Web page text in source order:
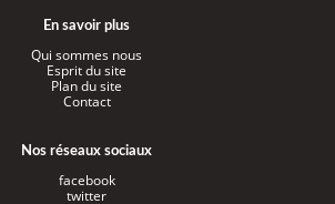
En savoir plus
Qui sommes nous
Esprit du site
Plan du site
Contact
Nos réseaux sociaux
facebook
twitter